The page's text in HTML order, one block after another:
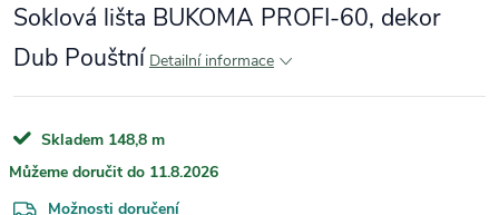
Soklová lišta BUKOMA PROFI-60, dekor
Dub Pouštní Detailní informace
Skladem 148,8 m
11.8.2026
Možnosti doručení